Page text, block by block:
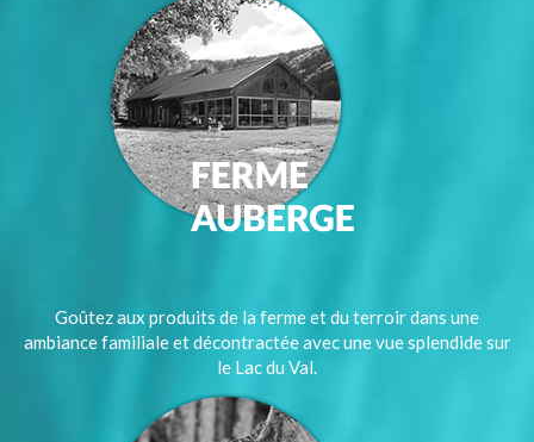
Goûtez aux produits de la ferme et du terroir dans une
ambiance familiale et décontractée avec une vue splendide sur
le Lac du Val.